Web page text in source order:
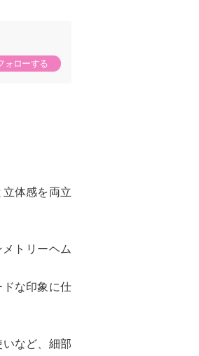
ォローする
体感を両立
トリーヘム
な印象に仕
など、細部